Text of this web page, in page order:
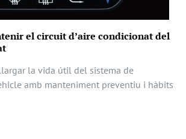
el circuit d’aire condicionat del
la vida útil del sistema de
amb manteniment preventiu i hàbits